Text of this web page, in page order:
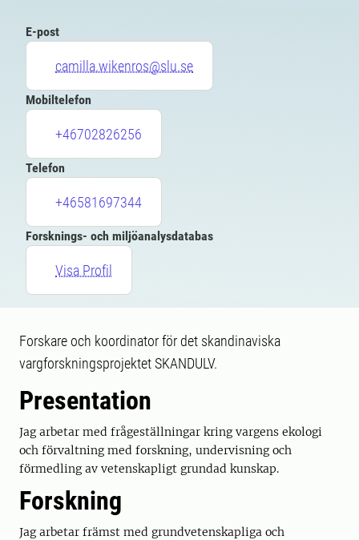
E-post
camilla.wikenros@slu.se
Mobiltelefon
+46702826256
Telefon
+46581697344
Forsknings- och miljöanalysdatabas
Visa Profil
Forskare och koordinator för det skandinaviska
vargforskningsprojektet SKANDULV.
Presentation
Jag arbetar med frågeställningar kring vargens ekologi
och förvaltning med forskning, undervisning och
förmedling av vetenskapligt grundad kunskap.
Forskning
Jag arbetar främst med grundvetenskapliga och